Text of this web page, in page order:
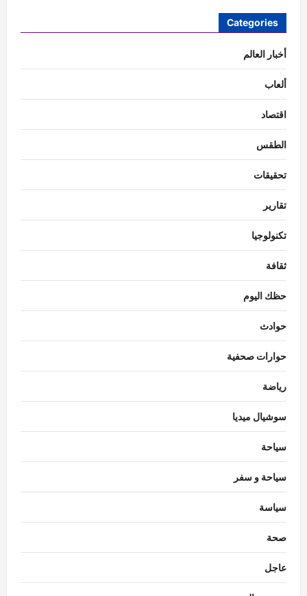
Categories
أخبار العالم
ألعاب
اقتصاد
الطقس
تحقيقات
تقارير
تكنولوجيا
ثقافة
حظك اليوم
حوادث
حوارات صحفية
رياضة
سوشيال ميديا
سياحة
سياحة و سفر
سياسة
صحة
عاجل
3